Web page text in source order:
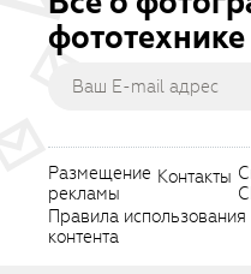
фототехнике
Размещение
рекламы
Контакты
Правила использования
контента